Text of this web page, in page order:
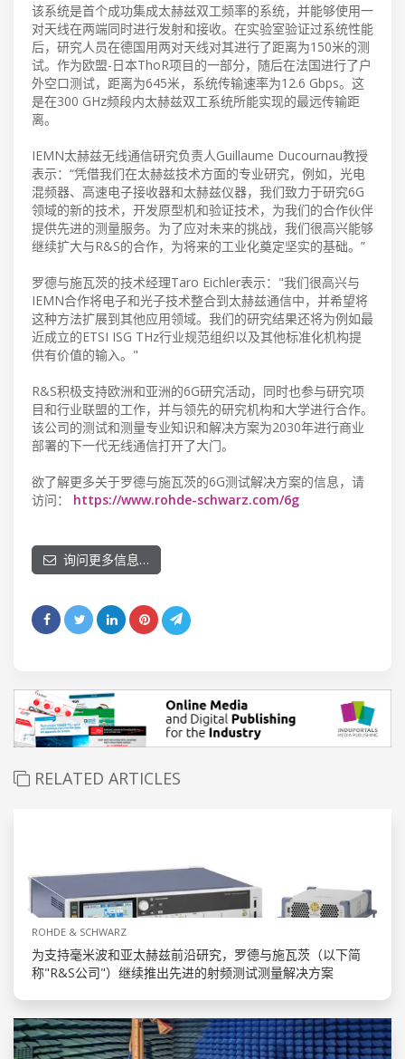
该系统是首个成功集成太赫兹双工频率的系统，并能够使用一
对天线在两端同时进行发射和接收。在实验室验证过系统性能
后，研究人员在德国用两对天线对其进行了距离为150米的测
试。作为欧盟-日本ThoR项目的一部分，随后在法国进行了户
外空口测试，距离为645米，系统传输速率为12.6 Gbps。这
是在300 GHz频段内太赫兹双工系统所能实现的最远传输距
离。
IEMN太赫兹无线通信研究负责人Guillaume Ducournau教授
表示：“凭借我们在太赫兹技术方面的专业研究，例如，光电
混频器、高速电子接收器和太赫兹仪器，我们致力于研究6G
领域的新的技术，开发原型机和验证技术，为我们的合作伙伴
提供先进的测量服务。为了应对未来的挑战，我们很高兴能够
继续扩大与R&S的合作，为将来的工业化奠定坚实的基础。”
罗德与施瓦茨的技术经理Taro Eichler表示："我们很高兴与
IEMN合作将电子和光子技术整合到太赫兹通信中，并希望将
这种方法扩展到其他应用领域。我们的研究结果还将为例如最
近成立的ETSI ISG THz行业规范组织以及其他标准化机构提
供有价值的输入。"
R&S积极支持欧洲和亚洲的6G研究活动，同时也参与研究项
目和行业联盟的工作，并与领先的研究机构和大学进行合作。
该公司的测试和测量专业知识和解决方案为2030年进行商业
部署的下一代无线通信打开了大门。
欲了解更多关于罗德与施瓦茨的6G测试解决方案的信息，请
访问： https://www.rohde-schwarz.com/6g
询问更多信息…
RELATED ARTICLES
ROHDE & SCHWARZ
为支持毫米波和亚太赫兹前沿研究，罗德与施瓦茨（以下简
称"R&S公司"）继续推出先进的射频测试测量解决方案